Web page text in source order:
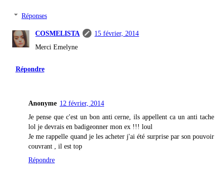
Réponses
COSMELISTA
15 février, 2014
Merci Emelyne
Répondre
Anonyme 12 février, 2014
Je pense que c'est un bon anti cerne, ils appellent ca un anti tache
lol je devrais en badigeonner mon ex !!! loul
Je me rappelle quand je les acheter j'ai été surprise par son pouvoir
couvrant , il est top
Répondre